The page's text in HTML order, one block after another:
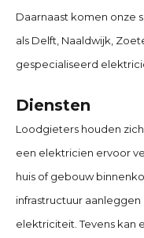
Daarnaast komen onze
als Delft, Naaldwijk,
gespecialiseerd
Diensten
Loodgieters houden
een elektricien ervoor
huis of gebouw
infrastructuur
elektriciteit. Tevens kan